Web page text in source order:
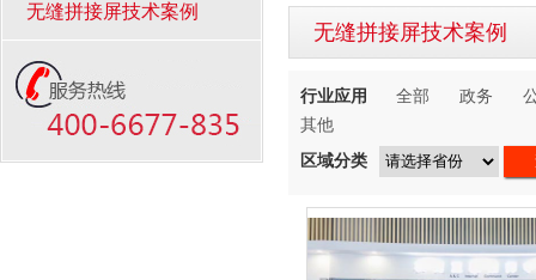
无缝拼接屏技术案例
无缝拼接屏技术案例
行业应用 全部 政务
其他
区域分类